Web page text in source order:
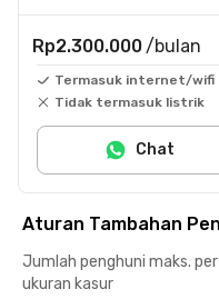
Rp2.300.000 /bulan
Termasuk internet/wifi
Tidak termasuk listrik
Chat
Aturan Tambahan
Jumlah penghuni maks.
ukuran kasur